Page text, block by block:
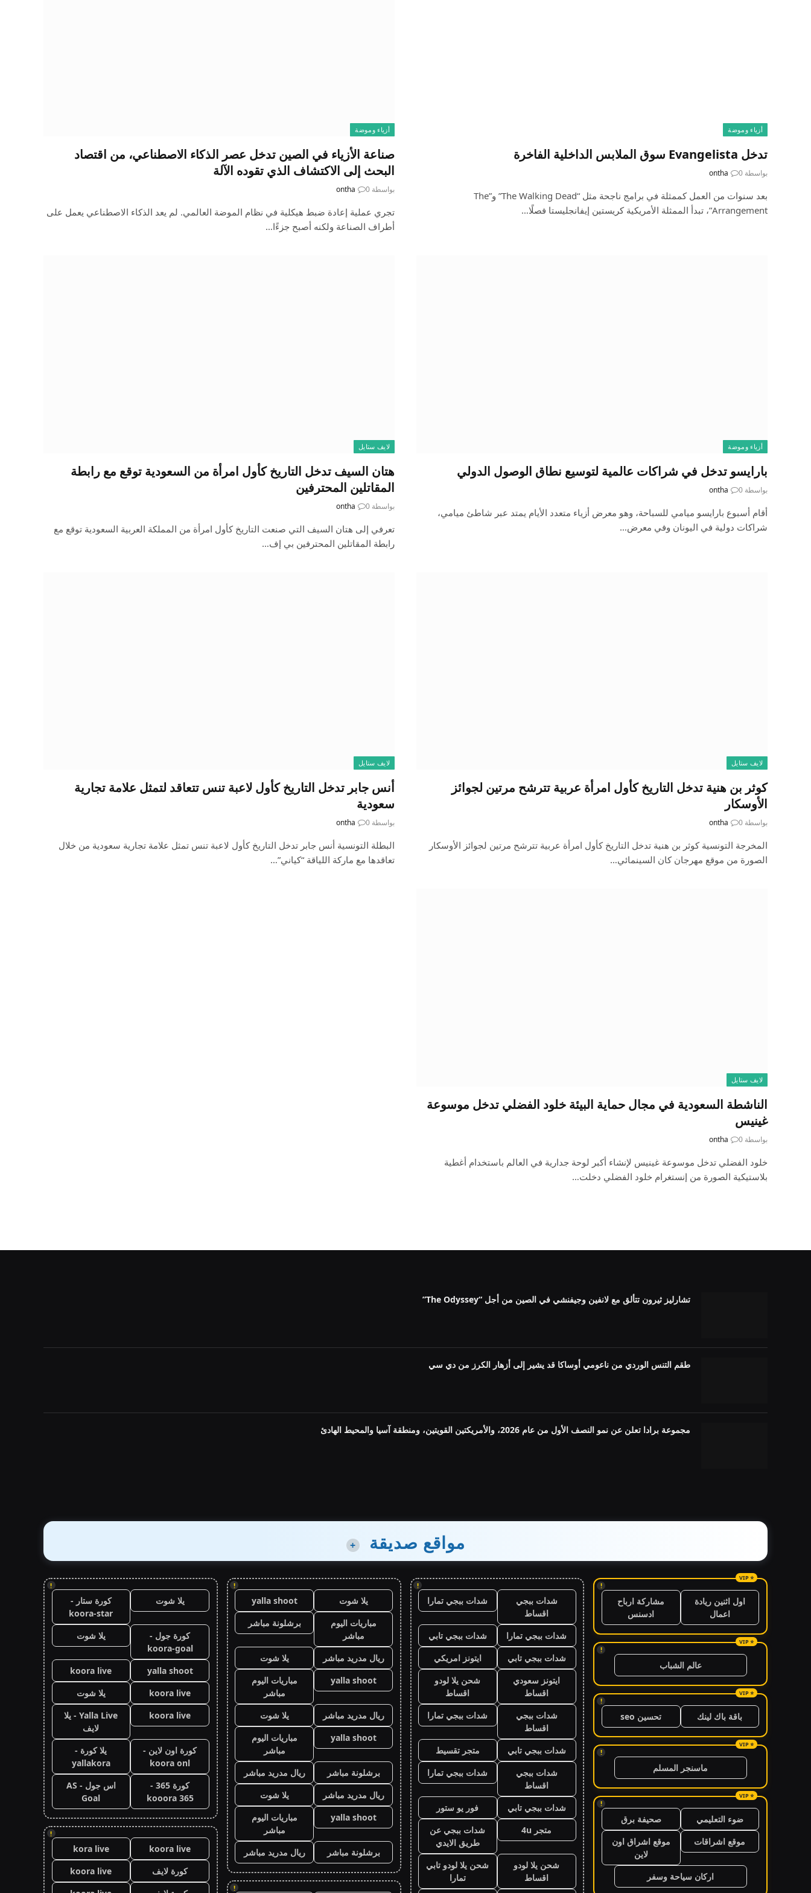
أزياء وموضة
تدخل Evangelista سوق الملابس الداخلية الفاخرة
بواسطة ontha 0
بعد سنوات من العمل كممثلة في برامج ناجحة مثل “The Walking Dead” و”The
Arrangement”، تبدأ الممثلة الأمريكية كريستين إيفانجليستا فصلًا…
أزياء وموضة
صناعة الأزياء في الصين تدخل عصر الذكاء الاصطناعي، من اقتصاد
البحث إلى الاكتشاف الذي تقوده الآلة
بواسطة ontha 0
تجري عملية إعادة ضبط هيكلية في نظام الموضة العالمي. لم يعد الذكاء الاصطناعي يعمل على
أطراف الصناعة ولكنه أصبح جزءًا…
أزياء وموضة
بارايسو تدخل في شراكات عالمية لتوسيع نطاق الوصول الدولي
بواسطة ontha 0
أقام أسبوع بارايسو ميامي للسباحة، وهو معرض أزياء متعدد الأيام يمتد عبر شاطئ ميامي،
شراكات دولية في اليونان وفي معرض…
لايف ستايل
هتان السيف تدخل التاريخ كأول امرأة من السعودية توقع مع رابطة
المقاتلين المحترفين
بواسطة ontha 0
تعرفي إلى هتان السيف التي صنعت التاريخ كأول امرأة من المملكة العربية السعودية توقع مع
رابطة المقاتلين المحترفين بي إف…
لايف ستايل
كوثر بن هنية تدخل التاريخ كأول امرأة عربية تترشح مرتين لجوائز
الأوسكار
بواسطة ontha 0
المخرجة التونسية كوثر بن هنية تدخل التاريخ كأول امرأة عربية تترشح مرتين لجوائز الأوسكار
الصورة من موقع مهرجان كان السينمائي…
لايف ستايل
أنس جابر تدخل التاريخ كأول لاعبة تنس تتعاقد لتمثل علامة تجارية
سعودية
بواسطة ontha 0
البطلة التونسية أنس جابر تدخل التاريخ كأول لاعبة تنس تمثل علامة تجارية سعودية من خلال
تعاقدها مع ماركة اللياقة “كياني”…
لايف ستايل
الناشطة السعودية في مجال حماية البيئة خلود الفضلي تدخل موسوعة
غينيس
بواسطة ontha 0
خلود الفضلي تدخل موسوعة غينيس لإنشاء أكبر لوحة جدارية في العالم باستخدام أغطية
بلاستيكية الصورة من إنستغرام خلود الفضلي دخلت…
تشارليز ثيرون تتألق مع لانفين وجيفنشي في الصين من أجل “The Odyssey”
طقم التنس الوردي من ناعومي أوساكا قد يشير إلى أزهار الكرز من دي سي
مجموعة برادا تعلن عن نمو النصف الأول من عام 2026، والأمريكتين القويتين، ومنطقة آسيا والمحيط الهادئ
مواقع صديقة +
!
اول اثنين ريادة
اعمال
مشاركة ارباح
ادسنس
!
عالم الشباب
!
باقة باك لينك تحسين seo
!
ماسنجر المسلم
!
ضوء التعليمي
صحيفة برق
موقع اشراقات
موقع اشراق اون
لاين
اركان سياحة وسفر
!
شدات ببجي
اقساط
شدات ببجي تمارا
شدات ببجي تمارا
شدات ببجي تابي
شدات ببجي تابي
ايتونز امريكي
ايتونز سعودي
اقساط
شحن يلا لودو
اقساط
شدات ببجي
اقساط
شدات ببجي تمارا
شدات ببجي تابي
متجر تقسيط
شدات ببجي
اقساط
شدات ببجي تمارا
شدات ببجي تابي
فور يو ستور
متجر 4u
شدات ببجي عن
طريق الايدي
شحن يلا لودو
اقساط
شحن يلا لودو تابي
تمارا
!
يلا شوت
yalla shoot
مباريات اليوم
مباشر
برشلونة مباشر
ريال مدريد مباشر
يلا شوت
yalla shoot
مباريات اليوم
مباشر
ريال مدريد مباشر
يلا شوت
yalla shoot
مباريات اليوم
مباشر
برشلونة مباشر
ريال مدريد مباشر
ريال مدريد مباشر
يلا شوت
yalla shoot
مباريات اليوم
مباشر
برشلونة مباشر
ريال مدريد مباشر
!
!
يلا شوت
كورة ستار -
koora-star
كورة جول -
koora-goal
يلا شوت
yalla shoot
koora live
koora live
يلا شوت
koora live
Yalla Live - يلا
لايف
كورة اون لاين -
koora onl
يلا كورة -
yallakora
كورة 365 -
kooora 365
اس جول - AS
Goal
!
koora live
kora live
كورة لايف
koora live